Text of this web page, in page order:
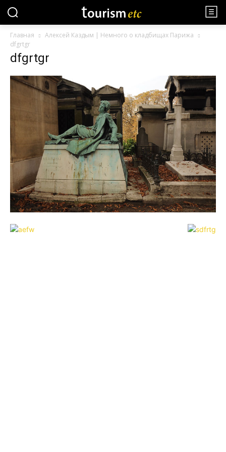
Главная
Алексей Каздым | Немного о кладбищах Парижа
dfgrtgr
dfgrtgr